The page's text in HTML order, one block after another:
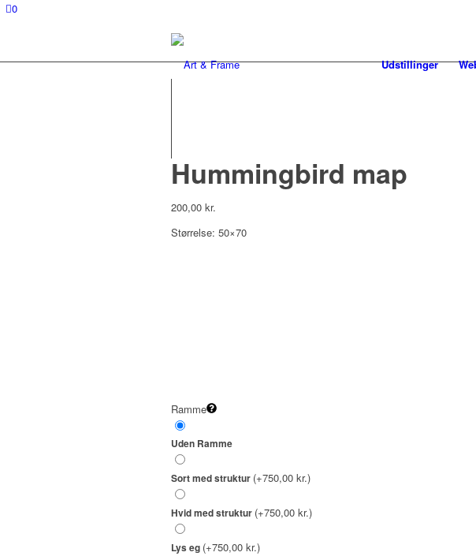
0
Udstillinger
Hummingbird map
200,00 kr.
Størrelse: 50×70
Ramme
Uden Ramme
Sort med struktur (+750,00 kr.)
Hvid med struktur (+750,00 kr.)
Lys eg (+750,00 kr.)